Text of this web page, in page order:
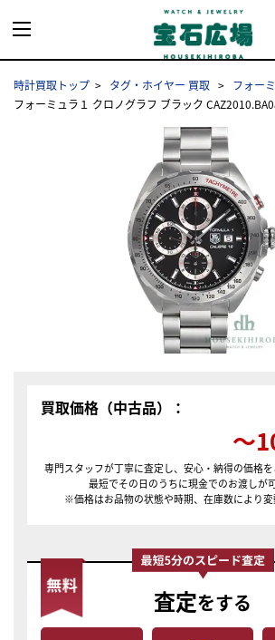
時計買取トップ タグ・ホイヤー 買取
フォー
フォーミュラ１ クロノグラフ ブラック
買取価格（中古品）：
〜
専門スタッフが丁寧に査定し、安心・納得の価格を
最短でその日のうちに現金でのお渡しが可
※価格はお品物の状態や時期、在庫数により変
査定をする